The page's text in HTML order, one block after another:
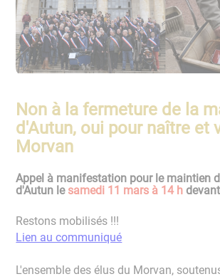
Non à la fermeture de la
d'Autun, oui pour naître et
Morvan
Appel à manifestation pour le maintien
d'Autun le samedi 11 mars à 14 h
Restons mobilisés !!!
Lien au communiqué
L'ensemble des élus du Morvan,